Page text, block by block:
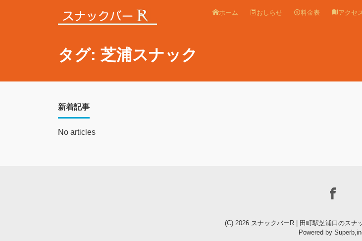
ホーム おしらせ 料金表 アクセ
タグ: 芝浦スナック
新着記事
No articles
(C) 2026 スナックバーR | 田町駅芝浦口のスナ
Powered by